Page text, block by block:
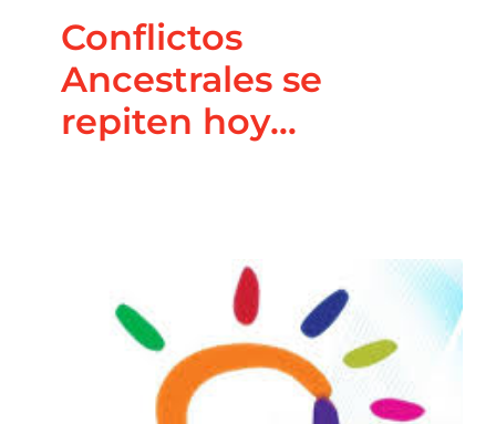
Conflictos
Ancestrales se
repiten hoy…